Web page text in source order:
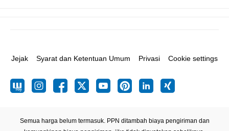
Jejak Syarat dan Ketentuan Umum Privasi Cookie settings
Semua harga belum termasuk. PPN ditambah biaya pengiriman dan